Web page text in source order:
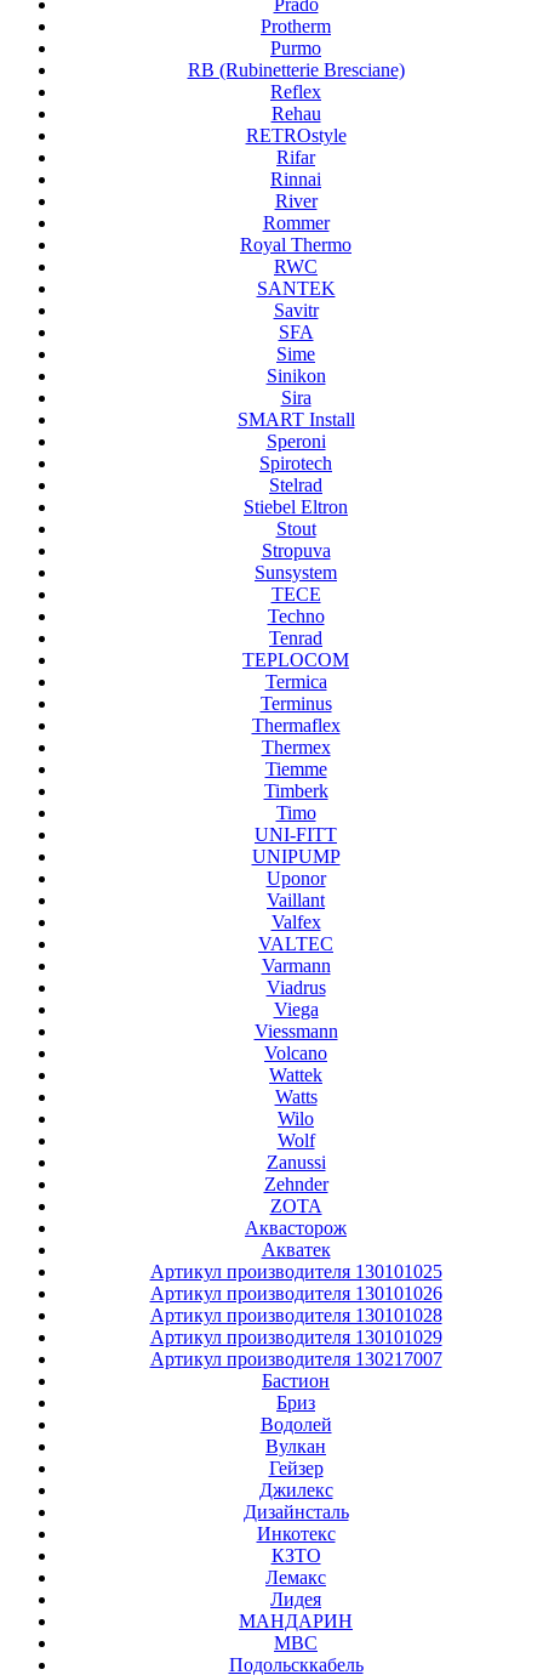
Prado
Protherm
Purmo
RB (Rubinetterie Bresciane)
Reflex
Rehau
RETROstyle
Rifar
Rinnai
River
Rommer
Royal Thermo
RWC
SANTEK
Savitr
SFA
Sime
Sinikon
Sira
SMART Install
Speroni
Spirotech
Stelrad
Stiebel Eltron
Stout
Stropuva
Sunsystem
TECE
Techno
Tenrad
TEPLOCOM
Termica
Terminus
Thermaflex
Thermex
Tiemme
Timberk
Timo
UNI-FITT
UNIPUMP
Uponor
Vaillant
Valfex
VALTEC
Varmann
Viadrus
Viega
Viessmann
Volcano
Wattek
Watts
Wilo
Wolf
Zanussi
Zehnder
ZOTA
Аквасторож
Акватек
Артикул производителя 130101025
Артикул производителя 130101026
Артикул производителя 130101028
Артикул производителя 130101029
Артикул производителя 130217007
Бастион
Бриз
Водолей
Вулкан
Гейзер
Джилекс
Дизайнсталь
Инкотекс
КЗТО
Лемакс
Лидея
МАНДАРИН
МВС
Подольсккабель